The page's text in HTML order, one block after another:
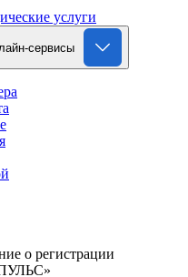
услуги
сервисы
о регистрации